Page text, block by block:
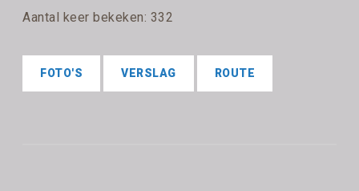
Aantal keer bekeken: 332
FOTO'S VERSLAG ROUTE